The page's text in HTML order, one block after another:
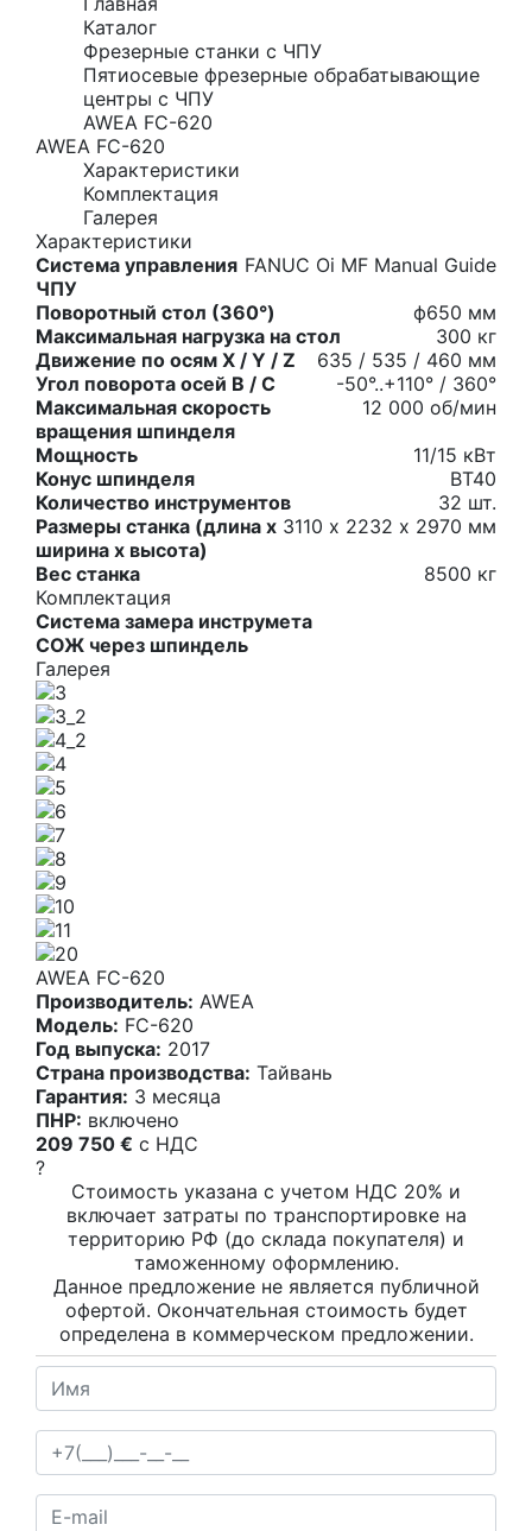
Каталог
Фрезерные станки с ЧПУ
Пятиосевые фрезерные обрабатывающие
центры с ЧПУ
AWEA FC-620
AWEA FC-620
Характеристики
Комплектация
Галерея
Характеристики
Система управления
ЧПУ
FANUC Oi MF Manual Guide
Поворотный стол (360°)
ф650 мм
Максимальная нагрузка на стол
300 кг
Движение по осям X / Y / Z
635 / 535 / 460 мм
Угол поворота осей B / С
-50°..+110° / 360°
Максимальная скорость
вращения шпинделя
12 000 об/мин
Мощность
11/15 кВт
Конус шпинделя
BT40
Количество инструментов
32 шт.
Размеры станка (длина х
ширина х высота)
3110 х 2232 х 2970 мм
Вес станка
8500 кг
Комплектация
Система замера инструмета
СОЖ через шпиндель
Галерея
AWEA FC-620
Производитель: AWEA
Модель: FC-620
Год выпуска: 2017
Страна производства: Тайвань
Гарантия: 3 месяца
ПНР: включено
209 750 € c НДС
?
Стоимость указана с учетом НДС 20% и
включает затраты по транспортировке на
территорию РФ (до склада покупателя) и
таможенному оформлению.
Данное предложение не является публичной
офертой. Окончательная стоимость будет
определена в коммерческом предложении.